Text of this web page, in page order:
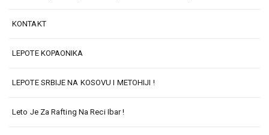
KONTAKT
LEPOTE KOPAONIKA
LEPOTE SRBIJE NA KOSOVU I METOHIJI !
Leto Je Za Rafting Na Reci Ibar !